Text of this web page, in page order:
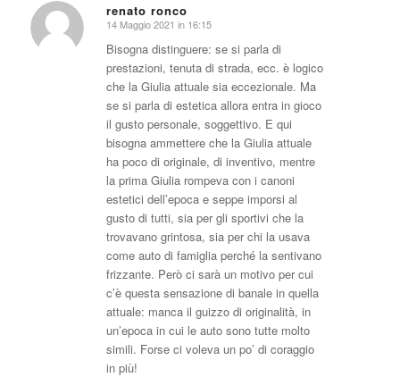
renato ronco
dice:
14 Maggio 2021 in 16:15
Bisogna distinguere: se si parla di
prestazioni, tenuta di strada, ecc. è logico
che la Giulia attuale sia eccezionale. Ma
se si parla di estetica allora entra in gioco
il gusto personale, soggettivo. E qui
bisogna ammettere che la Giulia attuale
ha poco di originale, di inventivo, mentre
la prima Giulia rompeva con i canoni
estetici dell’epoca e seppe imporsi al
gusto di tutti, sia per gli sportivi che la
trovavano grintosa, sia per chi la usava
come auto di famiglia perché la sentivano
frizzante. Però ci sarà un motivo per cui
c’è questa sensazione di banale in quella
attuale: manca il guizzo di originalità, in
un’epoca in cui le auto sono tutte molto
simili. Forse ci voleva un po’ di coraggio
in più!